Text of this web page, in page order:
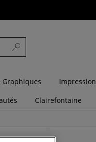
Graphiques Impression
Clairefontaine